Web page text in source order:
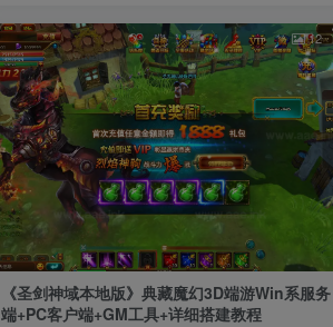
12
《圣剑神域本地版》典藏魔幻3D端游Win系服务
端+PC客户端+GM工具+详细搭建教程